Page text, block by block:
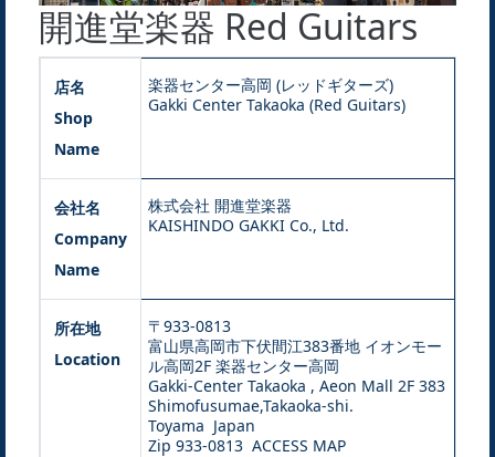
開進堂楽器 Red Guitars
店名
Shop
Name
楽器センター高岡 (レッドギターズ)
Gakki Center Takaoka (Red Guitars)
会社名
Company
Name
株式会社 開進堂楽器
KAISHINDO GAKKI Co., Ltd.
所在地
Location
〒933-0813
富山県高岡市下伏間江383番地 イオンモー
ル高岡2F 楽器センター高岡
Gakki-Center Takaoka , Aeon Mall 2F 383
Shimofusumae,Takaoka-shi.
Toyama Japan
Zip 933-0813 ACCESS MAP